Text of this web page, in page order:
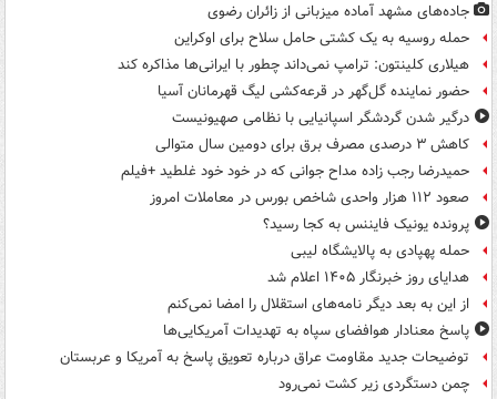
جاده‌های مشهد آماده میزبانی از زائران رضوی
حمله روسیه به یک کشتی حامل سلاح برای اوکراین
هیلاری کلینتون: ترامپ نمی‌داند چطور با ایرانی‌ها مذاکره کند
حضور نماینده گل‌گهر در قرعه‌کشی لیگ قهرمانان آسیا
درگیر شدن گردشگر اسپانیایی با نظامی صهیونیست
کاهش ۳ درصدی مصرف برق برای دومین سال متوالی
حمیدرضا رجب زاده مداح جوانی که در خود خود غلطید +فیلم
صعود ۱۱۲ هزار واحدی شاخص بورس در معاملات امروز
پرونده یونیک فایننس به کجا رسید؟
حمله پهپادی به پالایشگاه لیبی
هدایای روز خبرنگار ۱۴۰۵ اعلام شد
از این به بعد دیگر نامه‌های استقلال را امضا نمی‌کنم
پاسخ معنادار هوافضای سپاه به تهدیدات آمریکایی‌ها
توضیحات جدید مقاومت عراق درباره تعویق پاسخ به آمریکا و عربستان
چمن دستگردی زیر کشت نمی‌رود